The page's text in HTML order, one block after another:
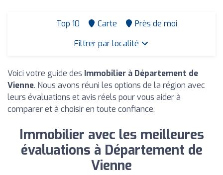
Top 10 Carte
Près de moi
Filtrer par localité
Voici votre guide des Immobilier à Département de
Vienne. Nous avons réuni les options de la région avec
leurs évaluations et avis réels pour vous aider à
comparer et à choisir en toute confiance.
Immobilier avec les meilleures
évaluations à Département de
Vienne